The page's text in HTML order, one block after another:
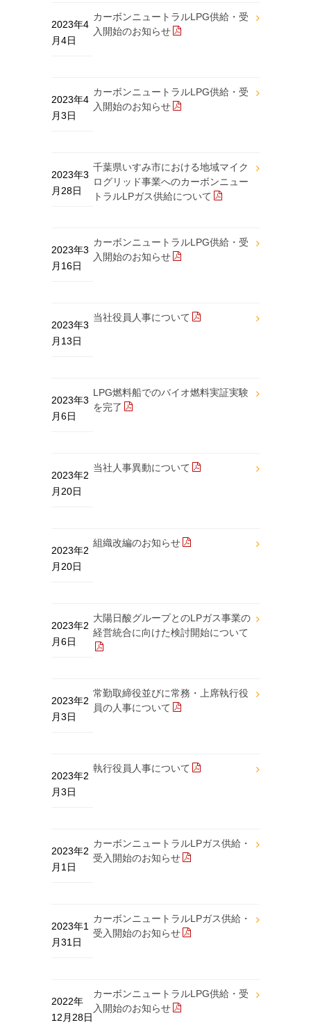
カーボンニュートラルLPG供給・受
入開始のお知らせ
2023年4
月4日
カーボンニュートラルLPG供給・受
入開始のお知らせ
2023年4
月3日
千葉県いすみ市における地域マイク
ログリッド事業へのカーボンニュー
トラルLPガス供給について
2023年3
月28日
カーボンニュートラルLPG供給・受
入開始のお知らせ
2023年3
月16日
当社役員人事について
2023年3
月13日
LPG燃料船でのバイオ燃料実証実験
を完了
2023年3
月6日
当社人事異動について
2023年2
月20日
組織改編のお知らせ
2023年2
月20日
大陽日酸グループとのLPガス事業の
経営統合に向けた検討開始について
2023年2
月6日
常勤取締役並びに常務・上席執行役
員の人事について
2023年2
月3日
執行役員人事について
2023年2
月3日
カーボンニュートラルLPガス供給・
受入開始のお知らせ
2023年2
月1日
カーボンニュートラルLPガス供給・
受入開始のお知らせ
2023年1
月31日
カーボンニュートラルLPG供給・受
入開始のお知らせ
2022年
12月28日